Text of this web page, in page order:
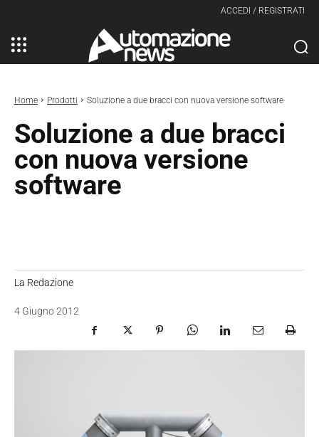
ACCEDI / REGISTRATI
Home Prodotti Soluzione a due bracci con nuova versione software
Soluzione a due bracci
con nuova versione
software
La Redazione
4 Giugno 2012